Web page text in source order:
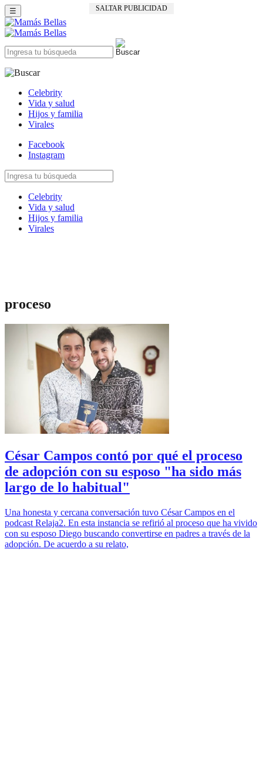
SALTAR PUBLICIDAD
☰
Celebrity
Vida y salud
Hijos y familia
Virales
Facebook
Instagram
Celebrity
Vida y salud
Hijos y familia
Virales
proceso
César Campos contó por qué el proceso
de adopción con su esposo "ha sido más
largo de lo habitual"
Una honesta y cercana conversación tuvo César Campos en el
podcast Relaja2. En esta instancia se refirió al proceso que ha vivido
con su esposo Diego buscando convertirse en padres a través de la
adopción. De acuerdo a su relato,